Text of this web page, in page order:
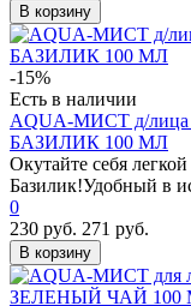
В корзину
-15%
Есть в наличии
AQUA-МИСТ д/
БАЗИЛИК 100 МЛ
Окутайте себя
Базилик!Удобный в
0
230 руб. 271 руб.
В корзину